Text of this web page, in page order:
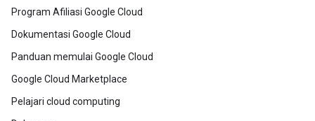
Program Afiliasi Google Cloud
Dokumentasi Google Cloud
Panduan memulai Google Cloud
Google Cloud Marketplace
Pelajari cloud computing